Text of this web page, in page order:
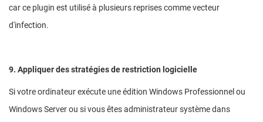
car ce plugin est utilisé à plusieurs reprises comme vecteur
d'infection.
9. Appliquer des stratégies de restriction logicielle
Si votre ordinateur exécute une édition Windows Professionnel ou
Windows Server ou si vous êtes administrateur système dans